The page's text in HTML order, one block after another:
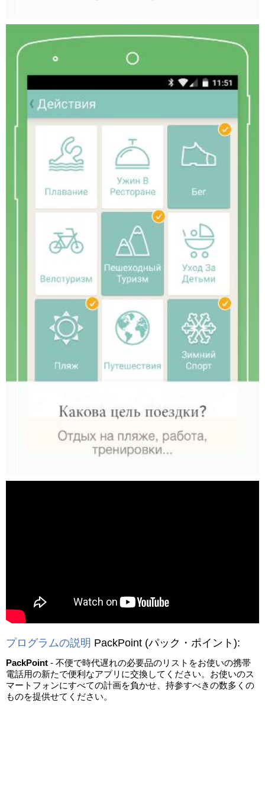
プログラムの説明 PackPoint (パック・ポイント):
PackPoint - 不便で時代遅れの必要品のリストをお使いの携帯
電話用の新たで便利なアプリに交換してください。お使いのス
マートフォンにすべての計画を負かせ、持参すべきの数多くの
ものを提供せてください。